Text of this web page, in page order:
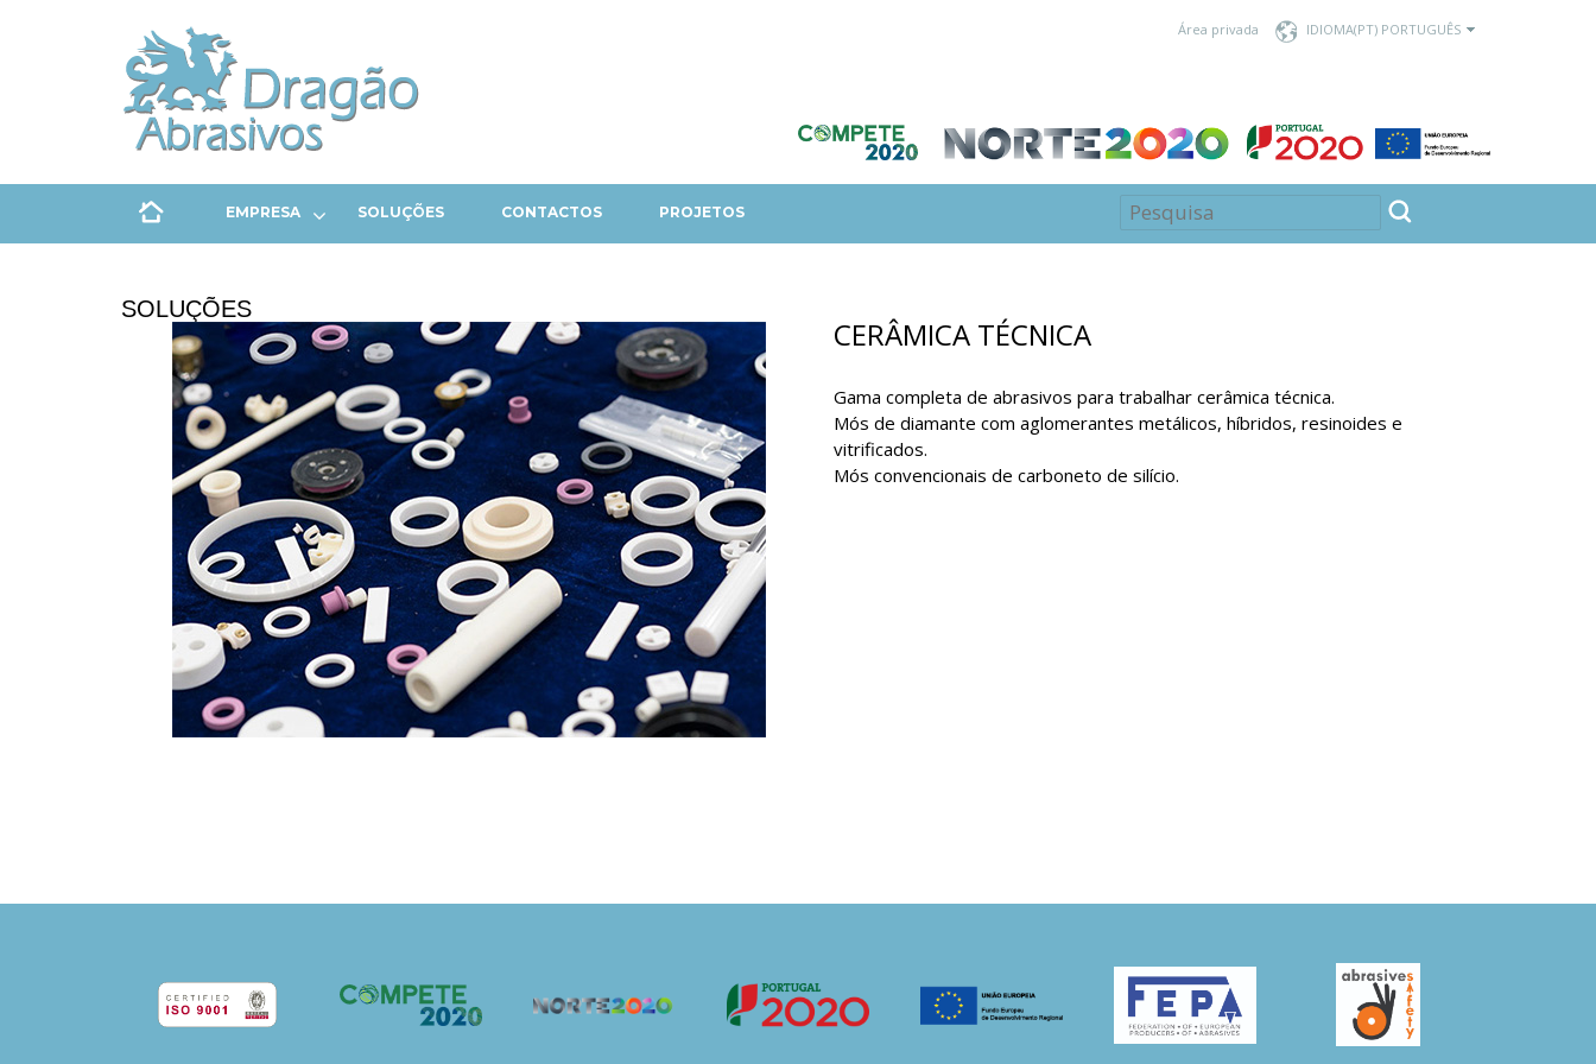
Área privada IDIOMA
EMPRESA SOLUÇÕES CONTACTOS PROJETOS
SOLUÇÕES
CERÂMICA TÉCNICA
Gama completa de abrasivos para trabalhar cerâmica técnica.
Mós de diamante com aglomerantes metálicos, híbridos, resinoides e
vitrificados.
Mós convencionais de carboneto de silício.